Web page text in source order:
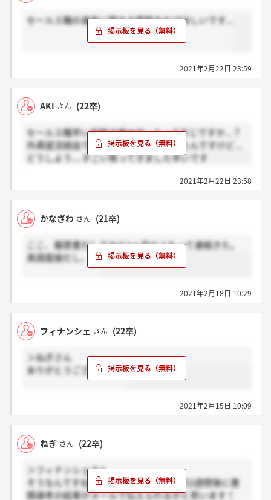
セールス職の選考に関する情報あればほしいです...
2021年2月22日 23:59
AKI さん (22卒)
セールス職早い段階で締め切ったってまじですか...？
外資就活経由で締切日2/13近くに出したんですけど...
どうしよう....すごい焦ってきました辛いです
2021年2月22日 23:58
かなざわ さん (21卒)
ここ、履歴書だしてから1ヶ月以上たって連絡きた。
英語面接だし、、
2021年2月18日 10:29
フィナンシェ さん (22卒)
＞ねぎさん
ありがとうございます！
2021年2月15日 10:09
ねぎ さん (22卒)
＞フィナンシェさん
そうなんですね。でしたら締切日から約2週間後に書
類選考の結果がメールで伝えられるかと思います！